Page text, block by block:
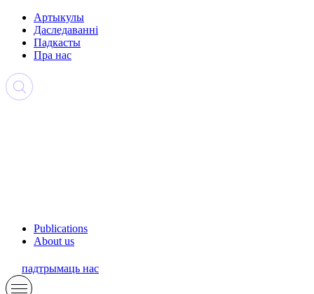
Артыкулы
Даследаванні
Падкасты
Пра нас
Publications
About us
падтрымаць нас